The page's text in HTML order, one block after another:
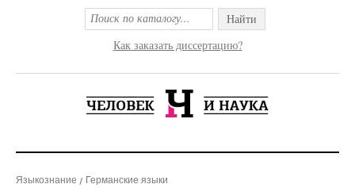
Найти
Как заказать диссертацию?
Языкознание Германские языки